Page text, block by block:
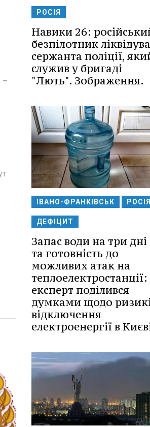
–
РОСІЯ
Навики 26:
безпілотник
сержанта поліції,
служив у бригаді
"Лють". Зображення.
ІВАНО-ФРАНКІВСЬК РОСІЯ
ДЕФІЦИТ
Запас води на три дні
та готовність до
можливих атак на
теплоелектростанції:
експерт поділився
думками щодо
відключення
електроенергії в